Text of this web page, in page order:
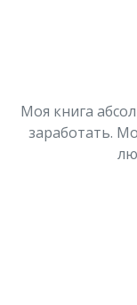
Моя книга
заработать.